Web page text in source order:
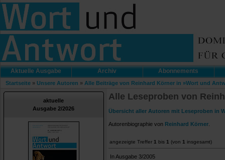
Aktuelle Ausgabe Archiv Abonnements
Startseite » Unsere Autoren » Alle Beiträge von Reinhard Körner in »Wort und
aktuelle
Ausgabe 2/2026
Alle Leseproben von
Übersicht aller Autoren mit Leseproben in
Autorenbiographie von Reinhard Körner
angezeigte Treffer 1 bis 1 (von 1 insgesamt)
In Ausgabe 3/2005